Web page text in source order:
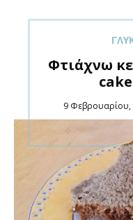
Φτιάχνω
Posted
9 Φεβρουαρίου,